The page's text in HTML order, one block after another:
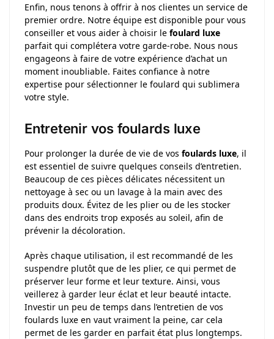
Enfin, nous tenons à offrir à nos clientes un service de
premier ordre. Notre équipe est disponible pour vous
conseiller et vous aider à choisir le foulard luxe
parfait qui complétera votre garde-robe. Nous nous
engageons à faire de votre expérience d’achat un
moment inoubliable. Faites confiance à notre
expertise pour sélectionner le foulard qui sublimera
votre style.
Entretenir vos foulards luxe
Pour prolonger la durée de vie de vos foulards luxe, il
est essentiel de suivre quelques conseils d’entretien.
Beaucoup de ces pièces délicates nécessitent un
nettoyage à sec ou un lavage à la main avec des
produits doux. Évitez de les plier ou de les stocker
dans des endroits trop exposés au soleil, afin de
prévenir la décoloration.
Après chaque utilisation, il est recommandé de les
suspendre plutôt que de les plier, ce qui permet de
préserver leur forme et leur texture. Ainsi, vous
veillerez à garder leur éclat et leur beauté intacte.
Investir un peu de temps dans l’entretien de vos
foulards luxe en vaut vraiment la peine, car cela
permet de les garder en parfait état plus longtemps.